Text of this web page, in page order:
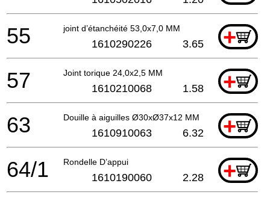
joint d’étanchéité 53,0x7,0 MM +
55 1610290226 3.65
Joint torique 24,0x2,5 MM +
57 1610210068 1.58
Douille à aiguilles Ø30xØ37x12 MM +
63 1610910063 6.32
Rondelle D’appui +
64/1 1610190060 2.28